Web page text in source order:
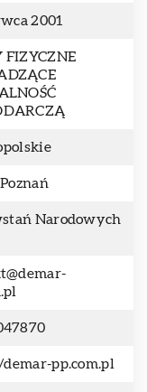
2001
FIZYCZNE
Narodowych
pp.com.pl